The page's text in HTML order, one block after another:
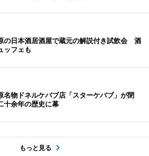
の日本酒居酒屋で蔵元の解説付き試飲会 酒
ッフェも
名物ドネルケバブ店「スターケバブ」が閉
余年の歴史に幕
もっと見る